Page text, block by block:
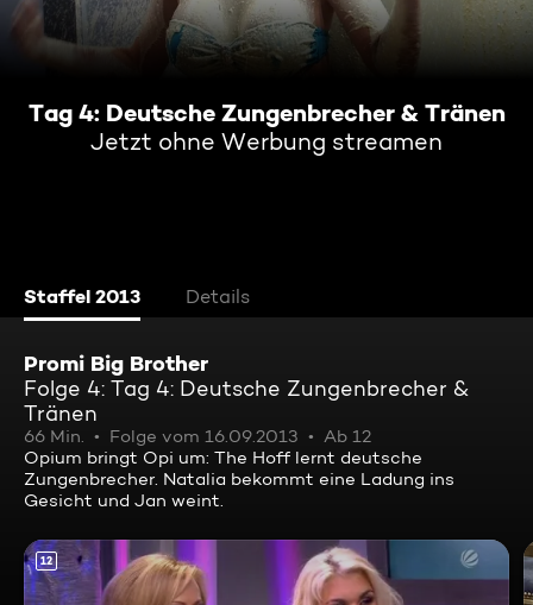
Tag 4: Deutsche Zungenbrecher & Tränen
Jetzt ohne Werbung streamen
Staffel 2013 Details
Promi Big Brother
Folge 4: Tag 4: Deutsche Zungenbrecher &
Tränen
66 Min. Folge vom 16.09.2013
Ab 12
Opium bringt Opi um: The Hoff lernt deutsche
Zungenbrecher. Natalia bekommt eine Ladung ins
Gesicht und Jan weint.
12